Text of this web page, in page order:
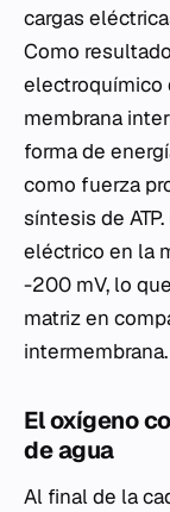
cargas
Como
electroquímico
membrana
forma de
como fuerza
síntesis de
eléctrico en la
-200 mV, lo
matriz en
intermembrana.
El oxígeno
de agua
Al final de la